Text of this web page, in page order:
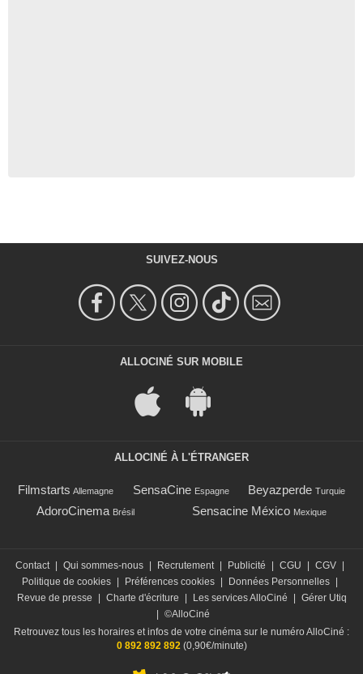
SUIVEZ-NOUS
ALLOCINÉ SUR MOBILE
ALLOCINÉ À L'ÉTRANGER
Filmstarts Allemagne SensaCine Espagne Beyazperde Turquie
AdoroCinema Brésil Sensacine México Mexique
Contact Qui sommes-nous Recrutement Publicité CGU CGV
Politique de cookies
Préférences cookies Données Personnelles
Revue de presse
Charte d'écriture Les services AlloCiné
Gérer Utiq
©AlloCiné
Retrouvez tous les horaires et infos de votre cinéma sur le numéro AlloCiné :
0 892 892 892(0,90€/minute)